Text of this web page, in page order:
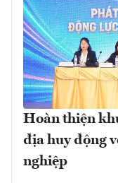
Hoàn thiện
địa huy động
nghiệp